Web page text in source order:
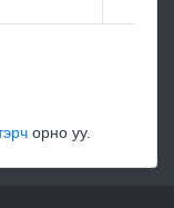
орно уу.